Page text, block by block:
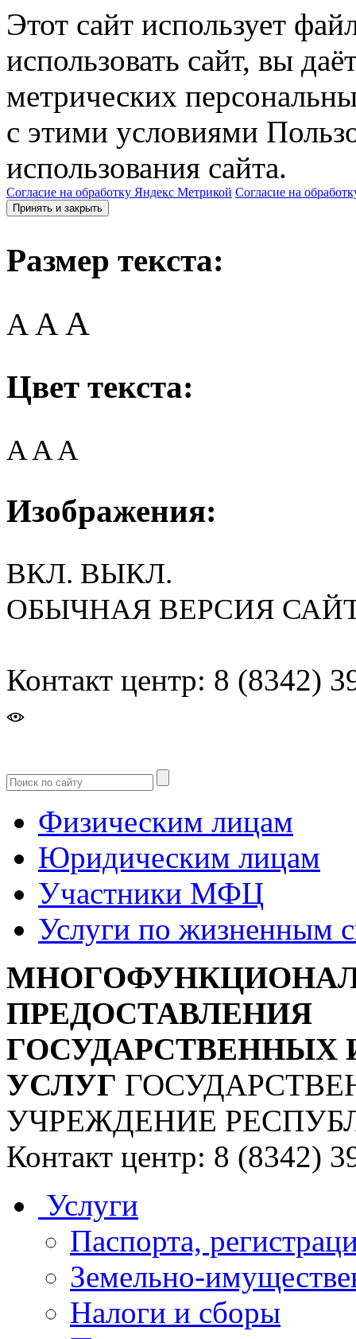
Этот сайт использует
использовать сайт, вы
метрических
с этими условиями
использования сайта.
Согласие на обработку Яндекс Метрикой Согласие на
Принять и закрыть
Размер текста:
A AA
Цвет текста:
AAA
Изображения:
ВКЛ. ВЫКЛ.
ОБЫЧНАЯ ВЕРСИЯ
Контакт центр: 8 (8342)
Физическим лицам
Юридическим лицам
Участники МФЦ
Услуги по жизненным
ПРЕДОСТАВЛЕНИЯ
УСЛУГ
УЧРЕЖДЕНИЕ
Контакт центр: 8 (8342)
Услуги
Паспорта,
Земельно-
Налоги и сборы